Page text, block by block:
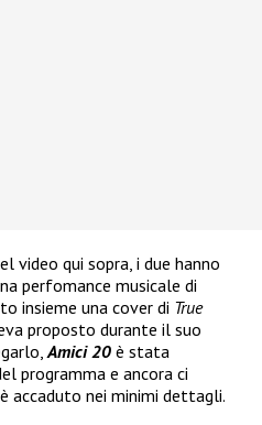
video qui sopra, i due hanno
perfomance musicale di
insieme una cover di True
proposto durante il suo
Amici 20 è stata
programma e ancora ci
accaduto nei minimi dettagli.